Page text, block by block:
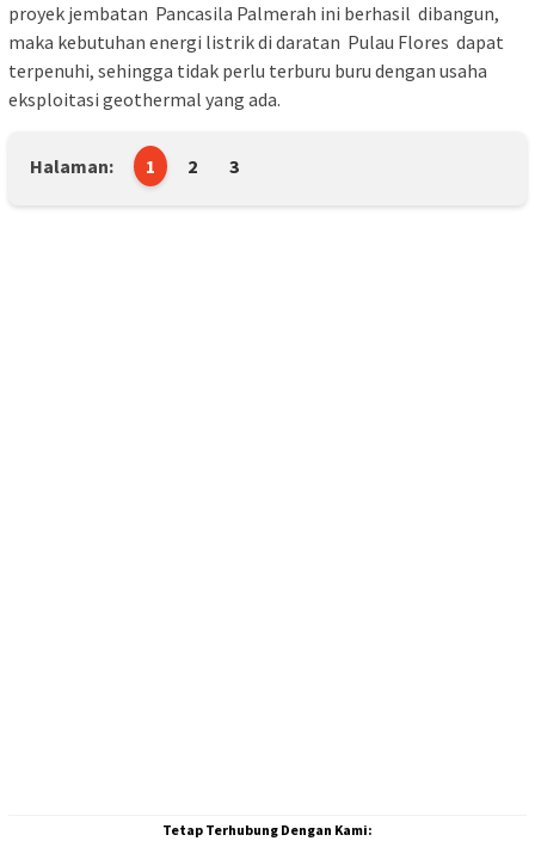
proyek jembatan Pancasila Palmerah ini berhasil dibangun,
maka kebutuhan energi listrik di daratan Pulau Flores dapat
terpenuhi, sehingga tidak perlu terburu buru dengan usaha
eksploitasi geothermal yang ada.
Halaman: 1 2 3
Tetap Terhubung Dengan Kami: